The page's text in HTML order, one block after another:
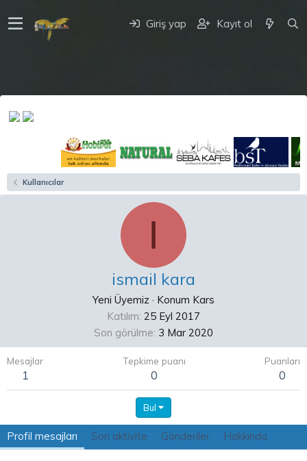
Giriş yap Kayıt ol
Kullanıcılar
I
ismail kara
Yeni Üyemiz · Konum Kars
Katılım 25 Eyl 2017
Son görülme 3 Mar 2020
Mesajlar
1
Tepkime puanı
0
Puanları
0
Bul
Profil mesajları Son aktivite Gönderiler Hakkında